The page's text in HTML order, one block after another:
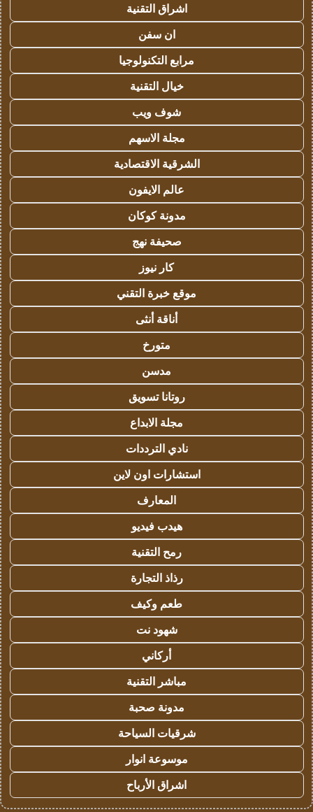
اشراق التقنية
ان سفن
مرابع التكنولوجيا
خيال التقنية
شوف ويب
مجلة الاسهم
الشرقية الاقتصادية
عالم الايفون
مدونة كوكان
صحيفة نهج
كار نيوز
موقع خبرة التقني
أناقة أنثى
متورخ
مدسن
روتانا تسويق
مجلة الابداع
نادي الترددات
استشارات اون لاين
المعارف
هيدب فيديو
رمح التقنية
رذاذ التجارة
طعم وكيف
شهود نت
أركاني
مباشر التقنية
مدونة صحبة
شرقيات السياحة
موسوعة انوار
اشراق الأرباح